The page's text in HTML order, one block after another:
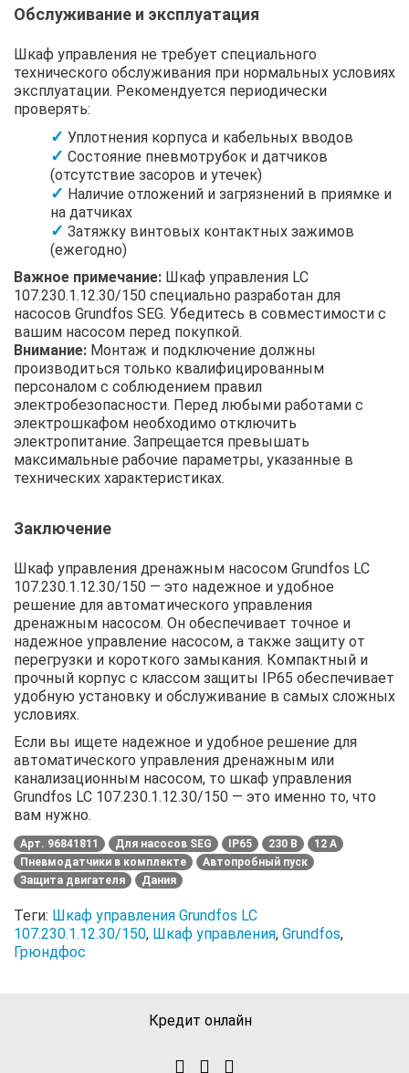
Обслуживание и эксплуатация
Шкаф управления не требует специального
технического обслуживания при нормальных условиях
эксплуатации. Рекомендуется периодически
проверять:
Уплотнения корпуса и кабельных вводов
Состояние пневмотрубок и датчиков
(отсутствие засоров и утечек)
Наличие отложений и загрязнений в приямке и
на датчиках
Затяжку винтовых контактных зажимов
(ежегодно)
Важное примечание: Шкаф управления LC
107.230.1.12.30/150 специально разработан для
насосов Grundfos SEG. Убедитесь в совместимости с
вашим насосом перед покупкой.
Внимание: Монтаж и подключение должны
производиться только квалифицированным
персоналом с соблюдением правил
электробезопасности. Перед любыми работами с
электрошкафом необходимо отключить
электропитание. Запрещается превышать
максимальные рабочие параметры, указанные в
технических характеристиках.
Заключение
Шкаф управления дренажным насосом Grundfos LC
107.230.1.12.30/150 — это надежное и удобное
решение для автоматического управления
дренажным насосом. Он обеспечивает точное и
надежное управление насосом, а также защиту от
перегрузки и короткого замыкания. Компактный и
прочный корпус с классом защиты IP65 обеспечивает
удобную установку и обслуживание в самых сложных
условиях.
Если вы ищете надежное и удобное решение для
автоматического управления дренажным или
канализационным насосом, то шкаф управления
Grundfos LC 107.230.1.12.30/150 — это именно то, что
вам нужно.
Арт. 96841811 Для насосов SEG IP65 230 В
12 А
Пневмодатчики в комплекте
Автопробный пуск
Защита двигателя
Дания
Теги: Шкаф управления Grundfos LC
107.230.1.12.30/150, Шкаф управления, Grundfos,
Грюндфос
Кредит онлайн